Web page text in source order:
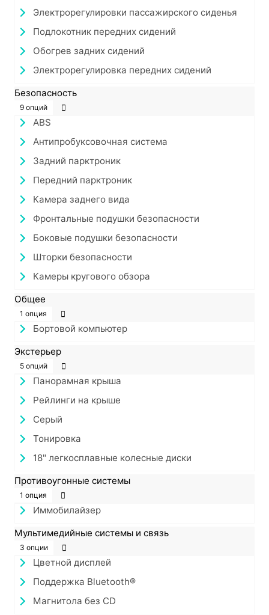
Электрорегулировки пассажирского сиденья
Подлокотник передних сидений
Обогрев задних сидений
Электрорегулировка передних сидений
Безопасность
9 опций
ABS
Антипробуксовочная система
Задний парктроник
Передний парктроник
Камера заднего вида
Фронтальные подушки безопасности
Боковые подушки безопасности
Шторки безопасности
Камеры кругового обзора
Общее
1 опция
Бортовой компьютер
Экстерьер
5 опций
Панорамная крыша
Рейлинги на крыше
Серый
Тонировка
18" легкосплавные колесные диски
Противоугонные системы
1 опция
Иммобилайзер
Мультимедийные системы и связь
3 опции
Цветной дисплей
Поддержка Bluetooth®
Магнитола без CD